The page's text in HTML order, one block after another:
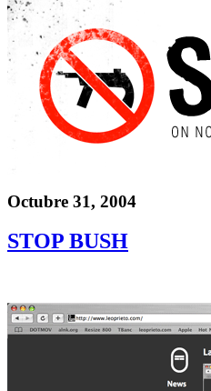
Octubre 31, 2004
STOP BUSH